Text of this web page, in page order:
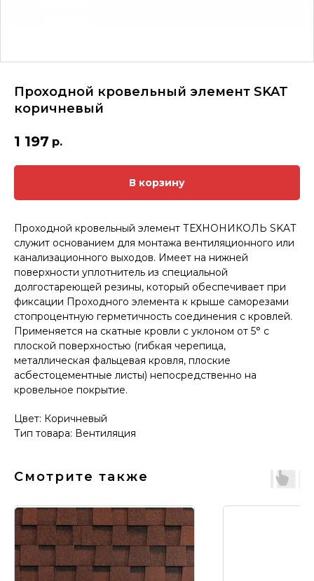
Проходной кровельный элемент SKAT
коричневый
1 197 р.
В корзину
Проходной кровельный элемент ТЕХНОНИКОЛЬ SKAT
служит основанием для монтажа вентиляционного или
канализационного выходов. Имеет на нижней
поверхности уплотнитель из специальной
долгостареющей резины, который обеспечивает при
фиксации Проходного элемента к крыше саморезами
стопроцентную герметичность соединения с кровлей.
Применяется на скатные кровли с уклоном от 5° с
плоской поверхностью (гибкая черепица,
металлическая фальцевая кровля, плоские
асбестоцементные листы) непосредственно на
кровельное покрытие.
Цвет: Коричневый
Тип товара: Вентиляция
Смотрите также